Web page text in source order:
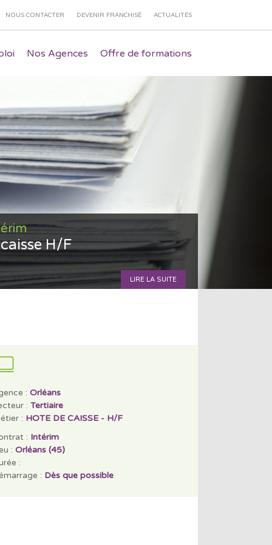
NOUS CONTACTER DEVENIR FRANCHISÉ ACTUALITÉS
Nos Agences Offre de formations
H/F
LIRE LA SUITE
: Orléans
: Tertiaire
: HOTE DE CAISSE - H/F
: Intérim
: Orléans (45)
:
: Dès que possible